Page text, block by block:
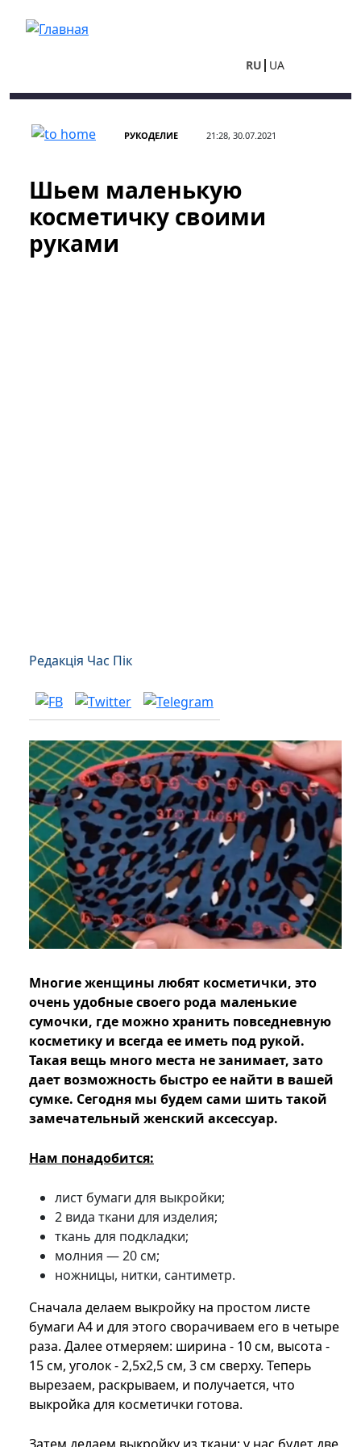
RU UA
РУКОДЕЛИЕ 21:28, 30.07.2021
Шьем маленькую
косметичку своими
руками
Редакція Час Пік
Многие женщины любят косметички, это
очень удобные своего рода маленькие
сумочки, где можно хранить повседневную
косметику и всегда ее иметь под рукой.
Такая вещь много места не занимает, зато
дает возможность быстро ее найти в вашей
сумке. Сегодня мы будем сами шить такой
замечательный женский аксессуар.
Нам понадобится:
лист бумаги для выкройки;
2 вида ткани для изделия;
ткань для подкладки;
молния — 20 см;
ножницы, нитки, сантиметр.
Сначала делаем выкройку на простом листе
бумаги A4 и для этого сворачиваем его в четыре
раза. Далее отмеряем: ширина - 10 см, высота -
15 см, уголок - 2,5x2,5 см, 3 см сверху. Теперь
вырезаем, раскрываем, и получается, что
выкройка для косметички готова.